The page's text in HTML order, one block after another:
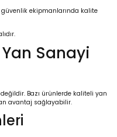
güvenlik ekipmanlarında kalite
Sanayi
Bazı ürünlerde kaliteli yan
avantaj sağlayabilir.